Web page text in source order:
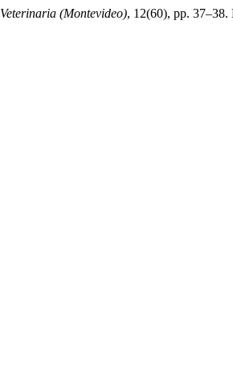
Veterinaria (Montevideo), 12(60), pp.